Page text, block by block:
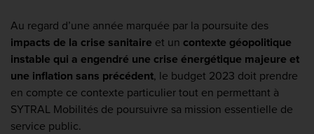
Au regard d’une année marquée par la poursuite des
impacts de la crise sanitaire et un contexte géopolitique
instable qui a engendré une crise énergétique majeure et
une inflation sans précédent, le budget 2023 doit prendre
en compte ce contexte particulier tout en permettant à
SYTRAL Mobilités de poursuivre sa mission essentielle de
service public.